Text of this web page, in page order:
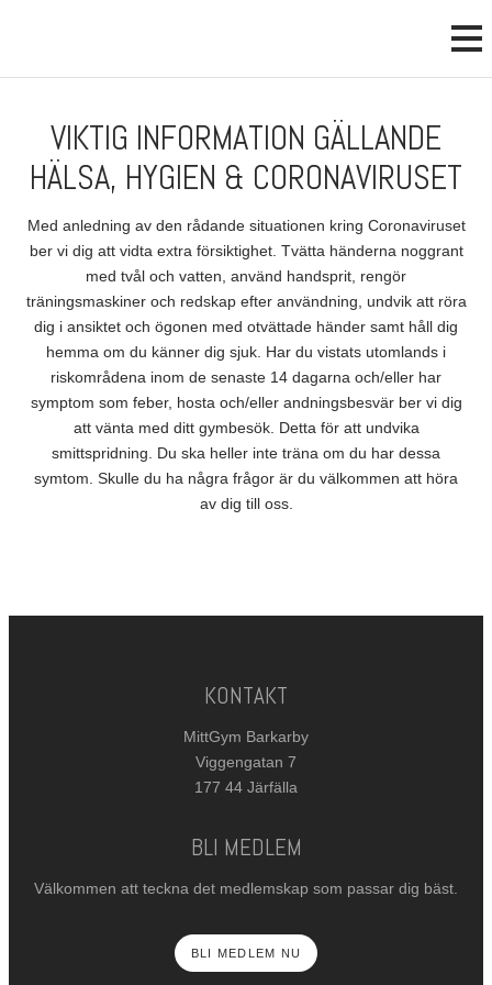
VIKTIG INFORMATION GÄLLANDE
HÄLSA, HYGIEN & CORONAVIRUSET
Med anledning av den rådande situationen kring Coronaviruset
ber vi dig att vidta extra försiktighet. Tvätta händerna noggrant
med tvål och vatten, använd handsprit, rengör
träningsmaskiner och redskap efter användning, undvik att röra
dig i ansiktet och ögonen med otvättade händer samt håll dig
hemma om du känner dig sjuk. Har du vistats utomlands i
riskområdena inom de senaste 14 dagarna och/eller har
symptom som feber, hosta och/eller andningsbesvär ber vi dig
att vänta med ditt gymbesök. Detta för att undvika
smittspridning. Du ska heller inte träna om du har dessa
symtom. Skulle du ha några frågor är du välkommen att höra
av dig till oss.
KONTAKT
MittGym Barkarby
Viggengatan 7
177 44 Järfälla
BLI MEDLEM
Välkommen att teckna det medlemskap som passar dig bäst.
BLI MEDLEM NU